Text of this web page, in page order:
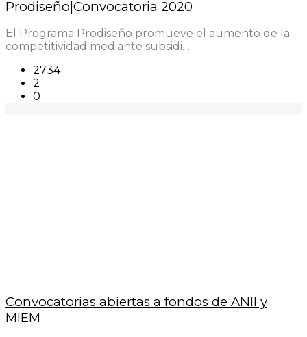
Prodiseño|Convocatoria 2020
El Programa Prodiseño promueve el aumento de la
competitividad mediante subsidi…
2734
2
0
Convocatorias abiertas a fondos de ANII y
MIEM